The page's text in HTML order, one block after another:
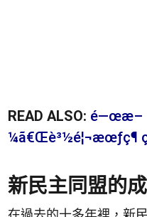
READ ALSO: é—œæ–
¼ã€Œè³½é¦¬æœƒç¶
新民主同盟的